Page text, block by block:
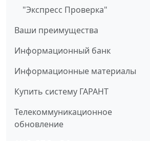
"Экспресс Проверка"
Ваши преимущества
Информационный банк
Информационные материалы
Купить систему ГАРАНТ
Телекоммуникационное
обновление